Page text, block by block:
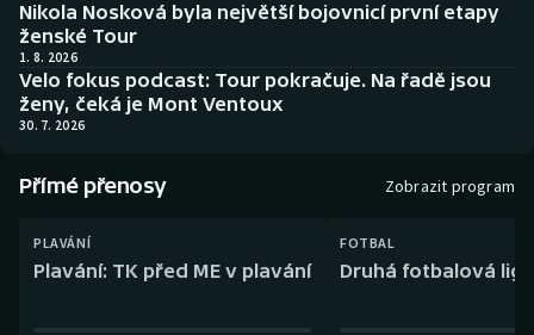
Biatlon
Boby a skeleton
Dostihy
Aplikace ČT sport
AZ kvíz
Nikola Nosková byla největší bojovnicí první etapy
ženské Tour
1. 8. 2026
Velo fokus podcast: Tour pokračuje. Na řadě jsou
ženy, čeká je Mont Ventoux
30. 7. 2026
Přímé přenosy Zobrazit program
PLAVÁNÍ
Plavání: TK před ME v plavání
FOTBAL
Druhá fotbalová